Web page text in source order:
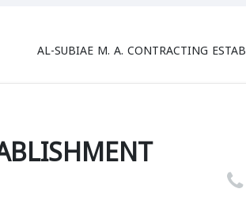
AL-SUBIAE M. A. CONTRACTING